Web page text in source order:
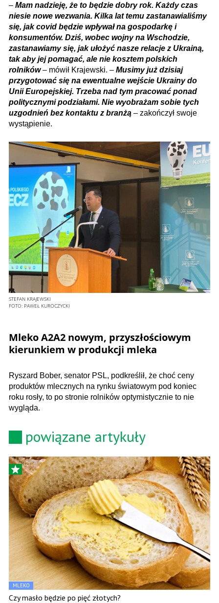
– Mam nadzieję, że to będzie dobry rok. Każdy czas
niesie nowe wezwania. Kilka lat temu zastanawialiśmy
się, jak covid będzie wpływał na gospodarkę i
konsumentów. Dziś, wobec wojny na Wschodzie,
zastanawiamy się, jak ułożyć nasze relacje z Ukrainą,
tak aby jej pomagać, ale nie kosztem polskich
rolników – mówił Krajewski. – Musimy już dzisiaj
przygotować się na ewentualne wejście Ukrainy do
Unii Europejskiej. Trzeba nad tym pracować ponad
politycznymi podziałami. Nie wyobrażam sobie tych
uzgodnień bez kontaktu z branżą – zakończył swoje
wystąpienie.
STEFAN KRAJEWSKI
FOTO: PAWEŁ KUROCZYCKI
Mleko A2A2 nowym, przyszłościowym
kierunkiem w produkcji mleka
Ryszard Bober, senator PSL, podkreślił, że choć ceny
produktów mlecznych na rynku światowym pod koniec
roku rosły, to po stronie rolników optymistycznie to nie
wygląda.
powiązane artykuły
MLEKO
Czy masło będzie po pięć złotych?